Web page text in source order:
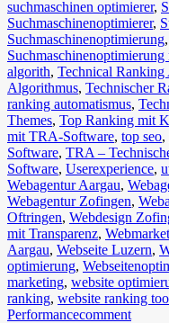
suchmaschinen optimierer,
Suchmaschinenoptimierer,
Suchmaschinenoptimierung,
algorith, Technical
Algorithmus, Technischer
ranking automatismus,
Themes, Top Ranking mit
mit TRA-Software, top seo,
Software, TRA –
Software, Userexperience,
Webagentur Aargau,
Webagentur Zofingen,
Oftringen, Webdesign
mit Transparenz,
Aargau, Webseite Luzern,
optimierung,
marketing, website
ranking, website ranking
Performancecomment